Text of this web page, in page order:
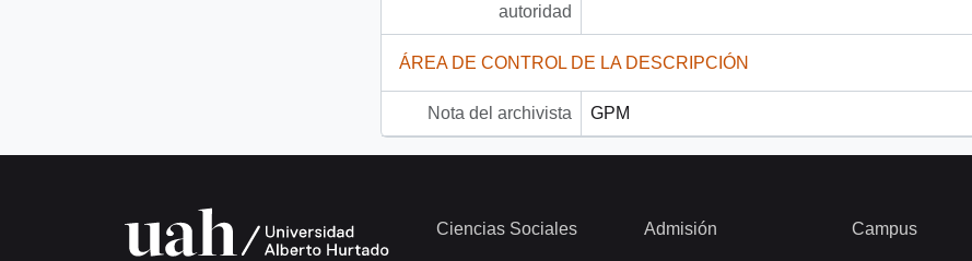
autoridad
ÁREA DE CONTROL DE LA DESCRIPCIÓN
Nota del archivista GPM
Ciencias Sociales Admisión Campus